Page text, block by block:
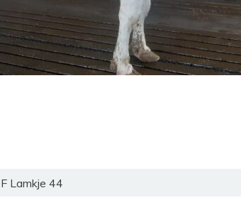
F Lamkje 44